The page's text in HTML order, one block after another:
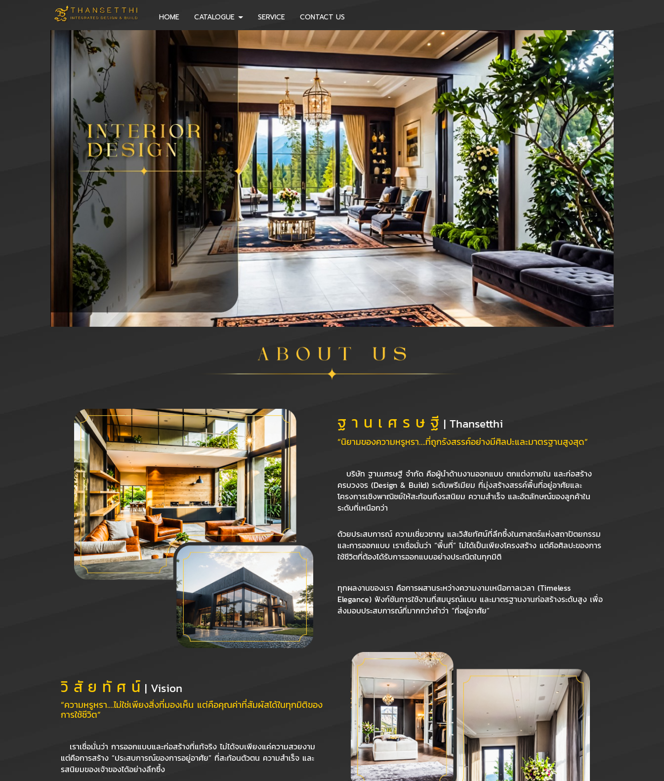
HOME CATALOGUE SERVICE CONTACT US
วิ สั ย ทั ศ น์ | Vision
“ความหรูหรา.…ไม่ใช่เพียงสิ่งที่มองเห็น แต่คือคุณค่าที่สัมผัสได้ในทุกมิติของ
การใช้ชีวิต”
เราเชื่อมั่นว่า การออกแบบและก่อสร้างที่แท้จริง ไม่ได้จบเพียงแค่ความสวยงาม
แต่คือการสร้าง “ประสบการณ์ของการอยู่อาศัย” ที่สะท้อนตัวตน ความสำเร็จ และ
รสนิยมของเจ้าของได้อย่างลึกซึ้ง
ฐ า น เ ศ ร ษ ฐี | Thansetthi
“นิยามของความหรูหรา….ที่ถูกรังสรรค์อย่างมีศิลปะและมาตรฐานสูงสุด”
บริษัท ฐานเศรษฐี จำกัด คือผู้นำด้านงานออกแบบ ตกแต่งภายใน และก่อสร้าง
ครบวงจร (Design & Build) ระดับพรีเมียม ที่มุ่งสร้างสรรค์พื้นที่อยู่อาศัยและ
โครงการเชิงพาณิชย์ให้สะท้อนถึงรสนิยม ความสำเร็จ และอัตลักษณ์ของลูกค้าใน
ระดับที่เหนือกว่า
ด้วยประสบการณ์ ความเชี่ยวชาญ และวิสัยทัศน์ที่ลึกซึ้งในศาสตร์แห่งสถาปัตยกรรม
และการออกแบบ เราเชื่อมั่นว่า “พื้นที่” ไม่ได้เป็นเพียงโครงสร้าง แต่คือศิลปะของการ
ใช้ชีวิตที่ต้องได้รับการออกแบบอย่างประณีตในทุกมิติ
ทุกผลงานของเรา คือการผสานระหว่างความงามเหนือกาลเวลา (Timeless
Elegance) ฟังก์ชันการใช้งานที่สมบูรณ์แบบ และมาตรฐานงานก่อสร้างระดับสูง เพื่อ
ส่งมอบประสบการณ์ที่มากกว่าคำว่า “ที่อยู่อาศัย”